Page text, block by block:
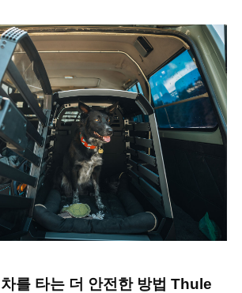
를 타는 더 안전한 방법 Thule